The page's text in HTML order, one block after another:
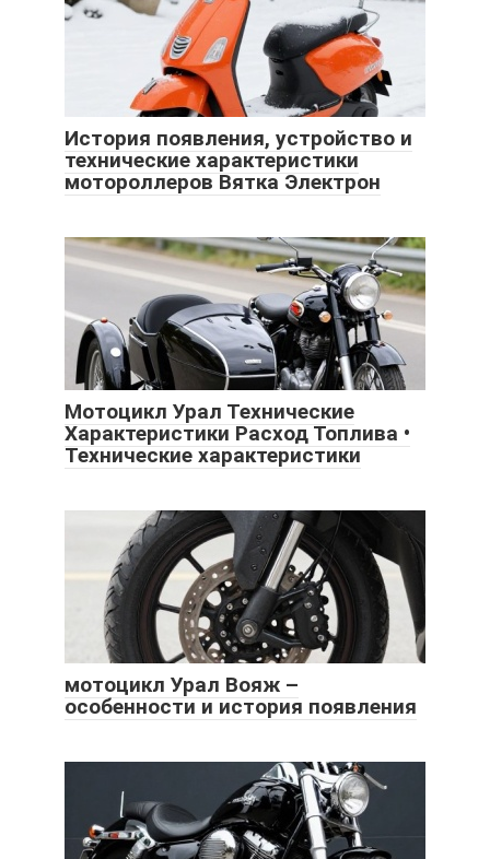
История появления, устройство и
технические характеристики
мотороллеров Вятка Электрон
Мотоцикл Урал Технические
Характеристики Расход Топлива •
Технические характеристики
мотоцикл Урал Вояж –
особенности и история появления